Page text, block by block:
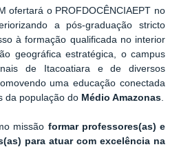
ofertará o PROFDOCÊNCIAEPT no
a pós-graduação stricto
à formação qualificada no interior
geográfica estratégica, o campus
de Itacoatiara e de diversos
uma educação conectada
da população do Médio Amazonas.
missão formar professores(as) e
para atuar com excelência na